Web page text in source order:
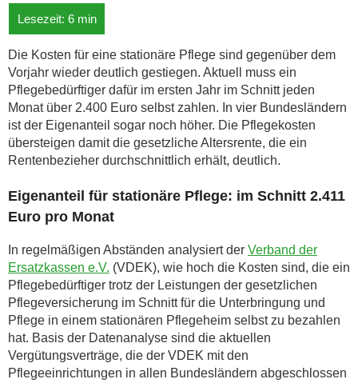
Die Kosten für eine stationäre Pflege sind gegenüber dem
Vorjahr wieder deutlich gestiegen. Aktuell muss ein
Pflegebedürftiger dafür im ersten Jahr im Schnitt jeden
Monat über 2.400 Euro selbst zahlen. In vier Bundesländern
ist der Eigenanteil sogar noch höher. Die Pflegekosten
übersteigen damit die gesetzliche Altersrente, die ein
Rentenbezieher durchschnittlich erhält, deutlich.
Eigenanteil für stationäre Pflege: im Schnitt 2.411
Euro pro Monat
In regelmäßigen Abständen analysiert der Verband der
Ersatzkassen e.V. (VDEK), wie hoch die Kosten sind, die ein
Pflegebedürftiger trotz der Leistungen der gesetzlichen
Pflegeversicherung im Schnitt für die Unterbringung und
Pflege in einem stationären Pflegeheim selbst zu bezahlen
hat. Basis der Datenanalyse sind die aktuellen
Vergütungsverträge, die der VDEK mit den
Pflegeeinrichtungen in allen Bundesländern abgeschlossen